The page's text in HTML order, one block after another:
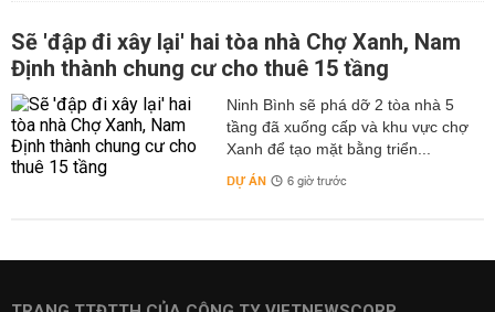
Sẽ 'đập đi xây lại' hai tòa nhà Chợ Xanh, Nam
Định thành chung cư cho thuê 15 tầng
Ninh Bình sẽ phá dỡ 2 tòa nhà 5
tầng đã xuống cấp và khu vực chợ
Xanh để tạo mặt bằng triển...
DỰ ÁN 6 giờ trước